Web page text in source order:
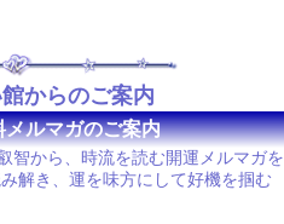
からのご案内
ルマガのご案内
智から、時流を読む開運メルマガを
解き、運を味方にして好機を掴む